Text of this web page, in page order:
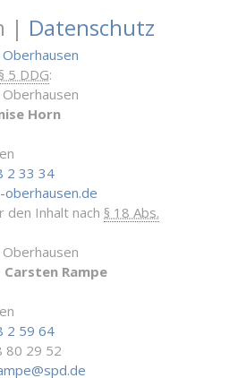
| Datenschutz
§ 5 DDG:
Horn
2 33 34
oberhausen.de
den Inhalt nach § 18 Abs.
Carsten Rampe
2 59 64
80 29 52